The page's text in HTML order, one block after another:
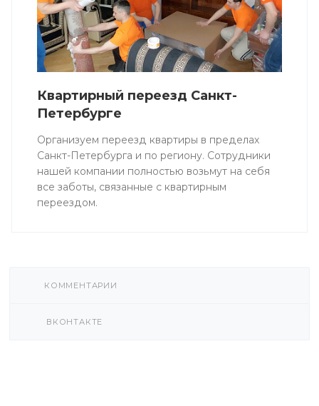
Квартирный переезд Санкт-
Петербурге
Организуем переезд квартиры в пределах
Санкт-Петербурга и по региону. Сотрудники
нашей компании полностью возьмут на себя
все заботы, связанные с квартирным
переездом.
КОММЕНТАРИИ
ВКОНТАКТЕ